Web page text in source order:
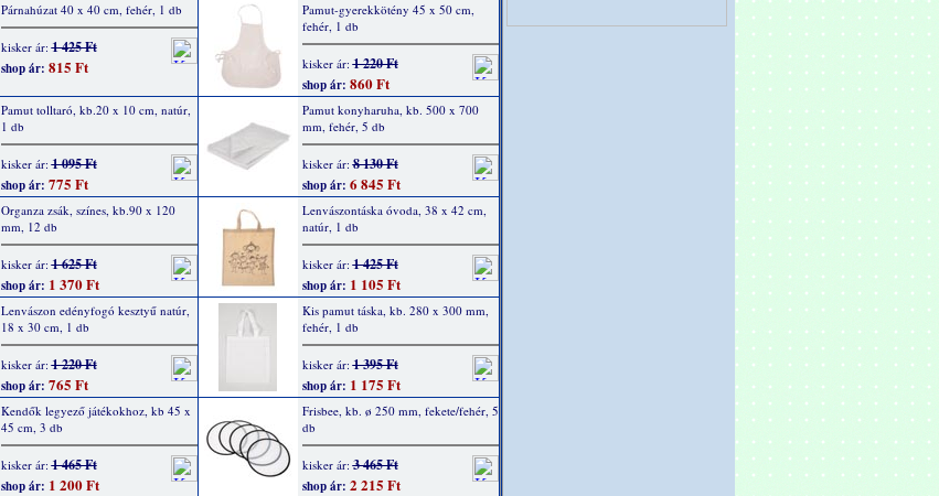
Párnahúzat 40 x 40 cm, fehér, 1 db
kisker ár:1 425 Ft
shop ár: 815 Ft
Pamut-gyerekkötény 45 x 50 cm,
fehér, 1 db
kisker ár:1 220 Ft
shop ár: 860 Ft
Pamut tolltaró, kb.20 x 10 cm, natúr,
1 db
kisker ár:1 095 Ft
shop ár: 775 Ft
Pamut konyharuha, kb. 500 x 700
mm, fehér, 5 db
kisker ár:8 130 Ft
shop ár: 6 845 Ft
Organza zsák, színes, kb.90 x 120
mm, 12 db
kisker ár:1 625 Ft
shop ár: 1 370 Ft
Lenvászontáska óvoda, 38 x 42 cm,
natúr, 1 db
kisker ár:1 425 Ft
shop ár: 1 105 Ft
Lenvászon edényfogó kesztyű natúr,
18 x 30 cm, 1 db
kisker ár:1 220 Ft
shop ár: 765 Ft
Kis pamut táska, kb. 280 x 300 mm,
fehér, 1 db
kisker ár:1 395 Ft
shop ár: 1 175 Ft
Kendők legyező játékokhoz, kb 45 x
45 cm, 3 db
kisker ár:1 465 Ft
shop ár: 1 200 Ft
Frisbee, kb. ø 250 mm, fekete/fehér, 5
db
kisker ár:3 465 Ft
shop ár: 2 215 Ft